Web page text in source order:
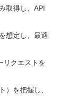
取得し、API
想定し、最適
リクエストを
）を把握し、